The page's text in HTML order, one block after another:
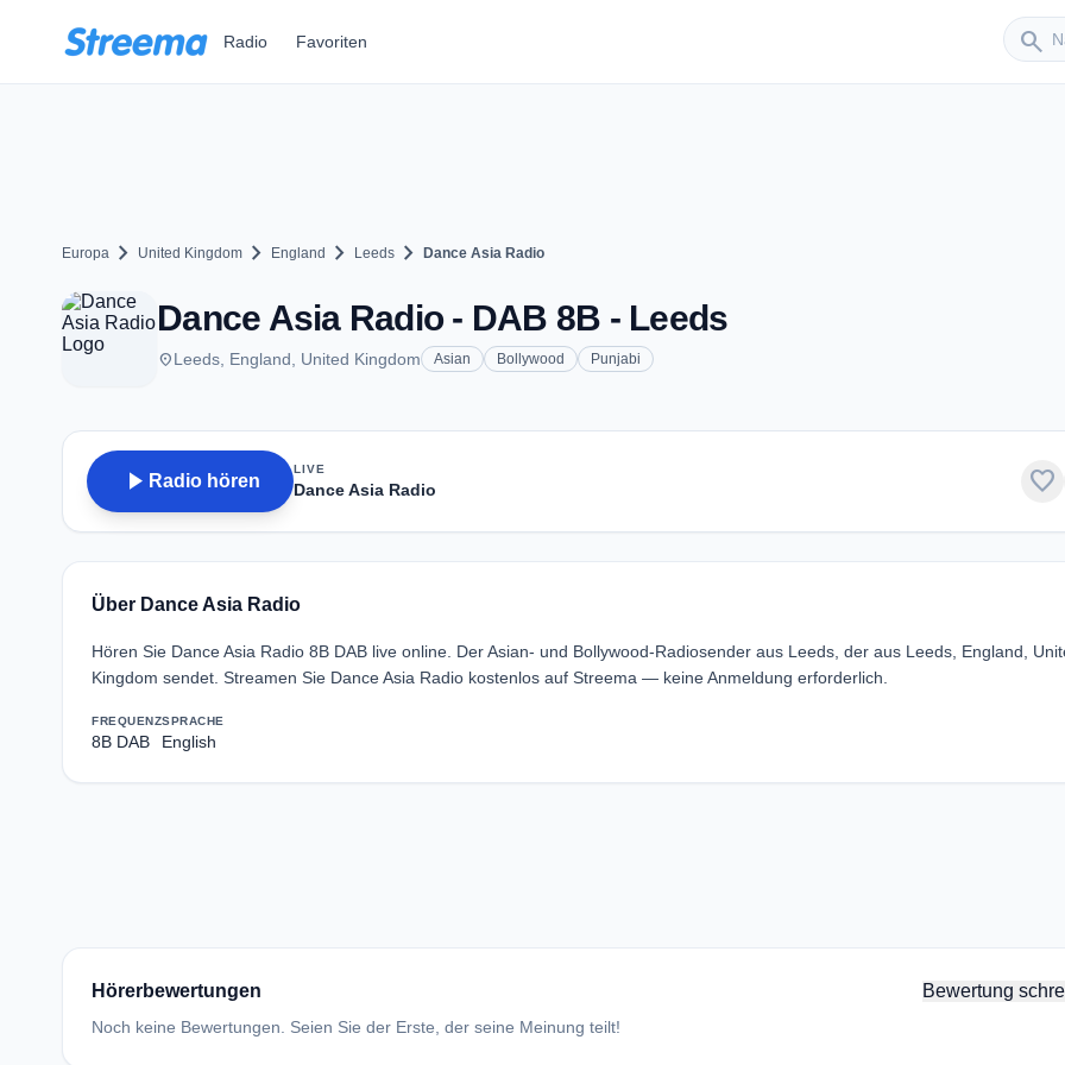
Radio Favoriten search
Sender
Europa chevron_right United Kingdom chevron_right England chevron_right Leeds chevron_right Dance Asia Radio
Dance Asia Radio - DAB 8B - Leeds
placeLeeds, England, United Kingdom Asian Bollywood Punjabi
play_arrow Radio hören
LIVE
Dance Asia Radio favorite
Über Dance Asia Radio
Hören Sie Dance Asia Radio 8B DAB live online. Der Asian- und Bollywood-Radiosender aus Leeds, der aus Leeds, England,
Kingdom sendet. Streamen Sie Dance Asia Radio kostenlos auf Streema — keine Anmeldung erforderlich.
FREQUENZ
8B DAB
SPRACHE
English
Hörerbewertungen Bewertung
Noch keine Bewertungen. Seien Sie der Erste, der seine Meinung teilt!